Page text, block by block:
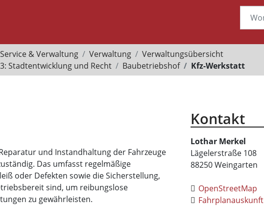
Service & Verwaltung Verwaltung
Verwaltungsübersicht
Stadtentwicklung und Recht
Baubetriebshof Kfz-Werkstatt
und Instandhaltung der Fahrzeuge
Das umfasst regelmäßige
oder Defekten sowie die Sicherstellung,
sind, um reibungslose
zu gewährleisten.
Kontakt
Lothar Merkel
Lägelerstraße 108
88250Weingarten
OpenStreetMap
Fahrplanauskunft